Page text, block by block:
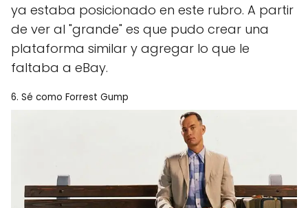
ya estaba posicionado en este rubro. A partir
de ver al "grande" es que pudo crear una
plataforma similar y agregar lo que le
faltaba a eBay.
6. Sé como Forrest Gump